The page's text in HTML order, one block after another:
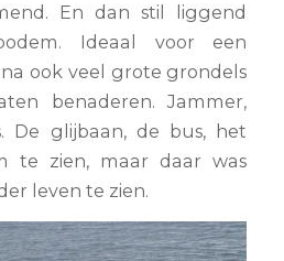
En dan stil liggend
Ideaal voor een
ook veel grote grondels
benaderen. Jammer,
De glijbaan, de bus, het
te zien, maar daar was
leven te zien.